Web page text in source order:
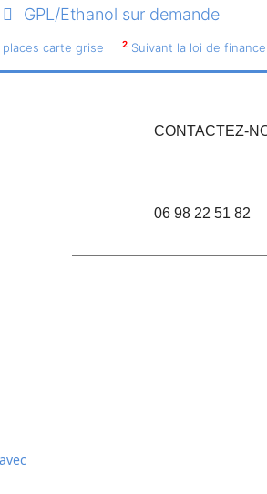
GPL/Ethanol sur demande
carte grise 2 Suivant la loi de finance
CONTACTEZ-
06 98 22 51 82